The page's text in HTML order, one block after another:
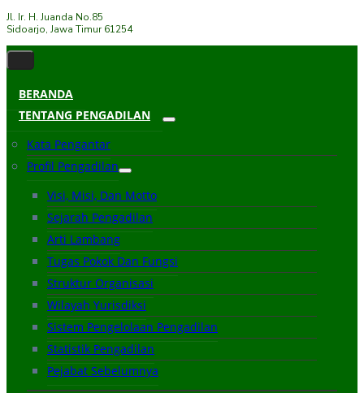
Jl. Ir. H. Juanda No.85
Sidoarjo, Jawa Timur 61254
BERANDA
TENTANG PENGADILAN
Kata Pengantar
Profil Pengadilan
Visi, Misi, Dan Motto
Sejarah Pengadilan
Arti Lambang
Tugas Pokok Dan Fungsi
Struktur Organisasi
Wilayah Yurisdiksi
Sistem Pengelolaan Pengadilan
Statistik Pengadilan
Pejabat Sebelumnya